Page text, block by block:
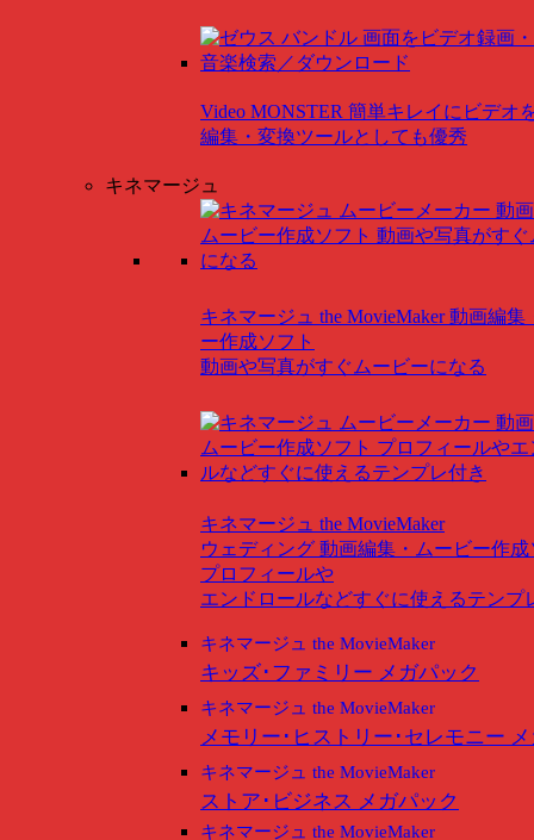
Video MONSTER 簡単キレイにビデオ
編集・変換ツールとしても優秀
キネマージュ
キネマージュ the MovieMaker 動画編集
ー作成ソフト
動画や写真がすぐムービーになる
キネマージュ the MovieMaker
ウェディング 動画編集・ムービー作成
プロフィールや
エンドロールなどすぐに使えるテンプ
キネマージュ the MovieMaker
キッズ･ファミリー メガパック
キネマージュ the MovieMaker
メモリー･ヒストリー･セレモニー
キネマージュ the MovieMaker
ストア･ビジネス メガパック
キネマージュ the MovieMaker